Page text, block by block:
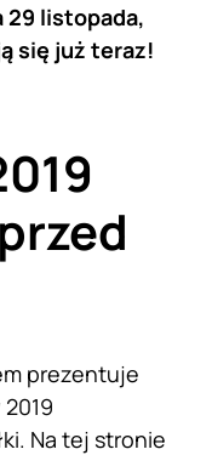
29 listopada,
się już teraz!
prezentuje
Na tej stronie